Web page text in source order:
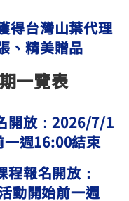
得台灣山葉代理
、精美贈品
一覽表
開放：2026/7/1
週16:00結束
程報名開放：
動開始前一週